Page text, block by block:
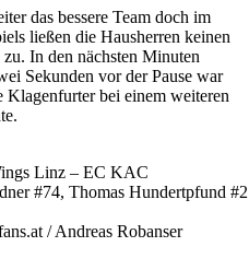
das bessere Team doch im
ließen die Hausherren keinen
In den nächsten Minuten
Sekunden vor der Pause war
Klagenfurter bei einem weiteren
Linz – EC KAC
#74, Thomas Hundertpfund
/ Andreas Robanser